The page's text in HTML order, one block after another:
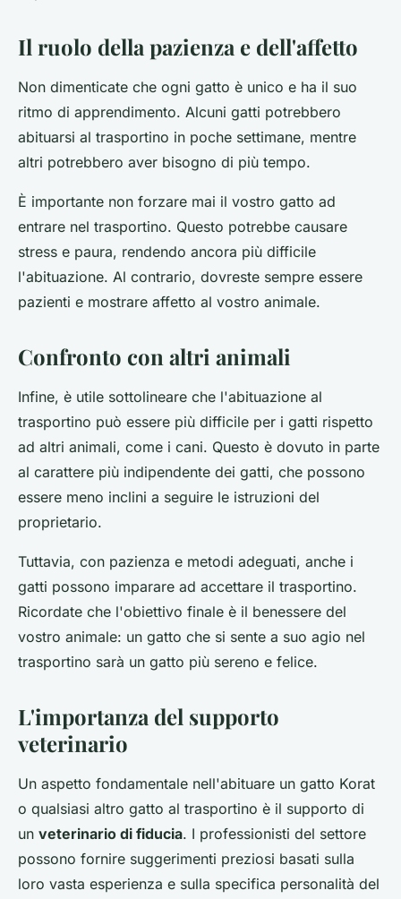
Il ruolo della pazienza e dell'affetto
Non dimenticate che ogni gatto è unico e ha il suo
ritmo di apprendimento. Alcuni gatti potrebbero
abituarsi al trasportino in poche settimane, mentre
altri potrebbero aver bisogno di più tempo.
È importante non forzare mai il vostro gatto ad
entrare nel trasportino. Questo potrebbe causare
stress e paura, rendendo ancora più difficile
l'abituazione. Al contrario, dovreste sempre essere
pazienti e mostrare affetto al vostro animale.
Confronto con altri animali
Infine, è utile sottolineare che l'abituazione al
trasportino può essere più difficile per i gatti rispetto
ad altri animali, come i cani. Questo è dovuto in parte
al carattere più indipendente dei gatti, che possono
essere meno inclini a seguire le istruzioni del
proprietario.
Tuttavia, con pazienza e metodi adeguati, anche i
gatti possono imparare ad accettare il trasportino.
Ricordate che l'obiettivo finale è il benessere del
vostro animale: un gatto che si sente a suo agio nel
trasportino sarà un gatto più sereno e felice.
L'importanza del supporto
veterinario
Un aspetto fondamentale nell'abituare un gatto Korat
o qualsiasi altro gatto al trasportino è il supporto di
un veterinario di fiducia. I professionisti del settore
possono fornire suggerimenti preziosi basati sulla
loro vasta esperienza e sulla specifica personalità del